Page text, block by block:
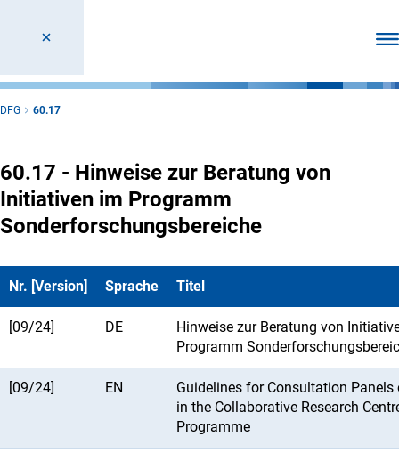
DFG 60.17
60.17 - Hinweise zur Beratung von
Initiativen im Programm
Sonderforschungsbereiche
Nr. [Version] Sprache Titel
[09/24] DE
Hinweise zur Beratung von
Programm
[09/24] EN
Guidelines for Consultation
in the Collaborative Research
Programme